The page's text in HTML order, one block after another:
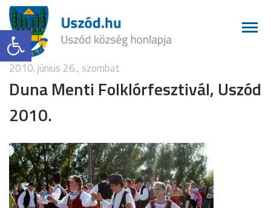
Eszköztár megnyitása
2010. június 26., szombat
Duna Menti Folklórfesztivál, Uszód
2010.